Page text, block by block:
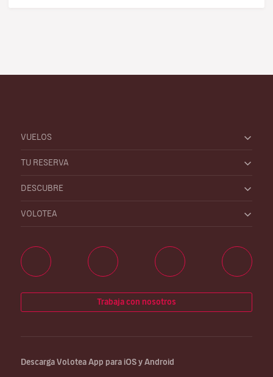
VUELOS
TU RESERVA
DESCUBRE
VOLOTEA
Trabaja con nosotros
Descarga Volotea App para iOS y Android